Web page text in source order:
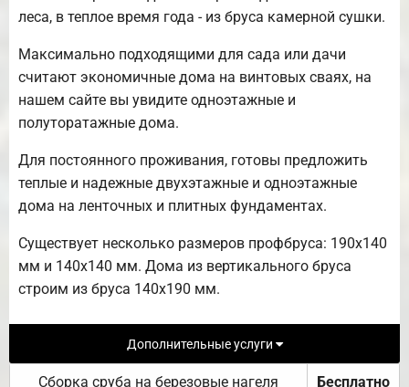
леса, в теплое время года - из бруса камерной сушки.
Максимально подходящими для сада или дачи
считают экономичные дома на винтовых сваях, на
нашем сайте вы увидите одноэтажные и
полуторатажные дома.
Для постоянного проживания, готовы предложить
теплые и надежные двухэтажные и одноэтажные
дома на ленточных и плитных фундаментах.
Существует несколько размеров профбруса: 190х140
мм и 140х140 мм. Дома из вертикального бруса
строим из бруса 140х190 мм.
Дополнительные услуги
Сборка сруба на березовые нагеля Бесплатно